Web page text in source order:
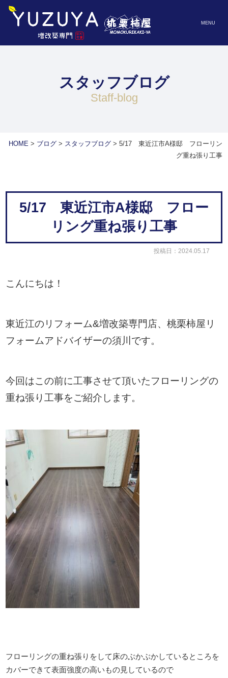
MENU
スタッフブログ
staff-blog
HOME> ブログ> スタッフブログ> 5/17 東近江市A様邸 フローリン
グ重ね張り工事
5/17 東近江市A様邸 フロー
リング重ね張り工事
投稿日：2024.05.17
こんにちは！
東近江のリフォーム&増改築専門店、桃栗柿屋リ
フォームアドバイザーの須川です。
今回はこの前に工事させて頂いたフローリングの
重ね張り工事をご紹介します。
フローリングの重ね張りをして床のぶかぶかしているところを
カバーできて表面強度の高いもの見しているので